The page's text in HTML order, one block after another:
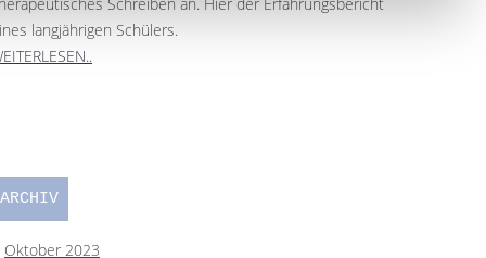
langjährigen Schülers.
ARCHIV
Oktober 2023